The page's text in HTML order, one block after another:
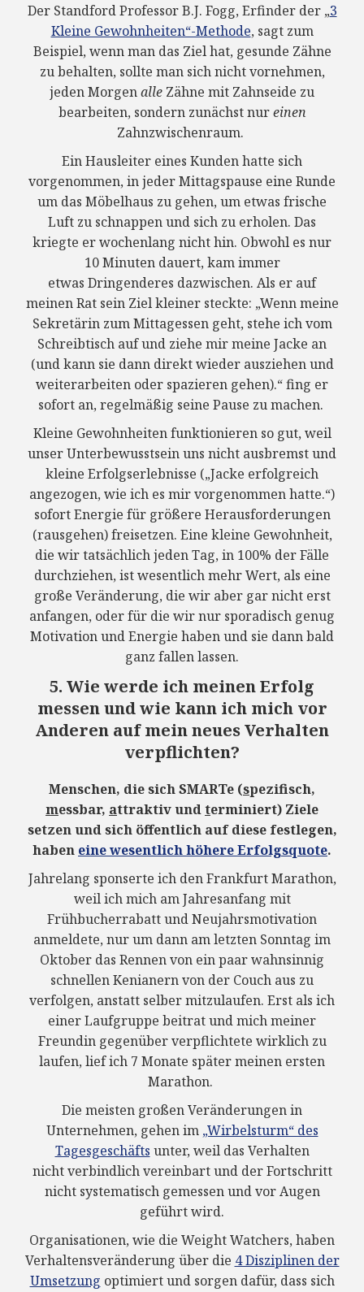
Der Standford Professor B.J. Fogg, Erfinder der „3
Kleine Gewohnheiten“-Methode, sagt zum
Beispiel, wenn man das Ziel hat, gesunde Zähne
zu behalten, sollte man sich nicht vornehmen,
jeden Morgenalle Zähne mit Zahnseide zu
bearbeiten, sondern zunächst nureinen
Zahnzwischenraum.
Ein Hausleiter eines Kunden hatte sich
vorgenommen, in jeder Mittagspause eine Runde
um das Möbelhaus zu gehen, um etwas frische
Luft zu schnappen und sich zu erholen. Das
kriegte er wochenlang nicht hin. Obwohl es nur
10 Minuten dauert, kam immer
etwas Dringenderes dazwischen. Als er auf
meinen Rat sein Ziel kleiner steckte: „Wenn meine
Sekretärin zum Mittagessen geht, stehe ich vom
Schreibtisch auf und ziehe mir meine Jacke an
(und kann sie dann direkt wieder ausziehen und
weiterarbeiten oder spazieren gehen).“ fing er
sofort an, regelmäßig seine Pause zu machen.
Kleine Gewohnheiten funktionieren so gut, weil
unser Unterbewusstsein uns nicht ausbremst und
kleine Erfolgserlebnisse („Jacke erfolgreich
angezogen, wie ich es mir vorgenommen hatte.“)
sofort Energie für größere Herausforderungen
(rausgehen) freisetzen. Eine kleine Gewohnheit,
die wir tatsächlich jeden Tag, in 100% der Fälle
durchziehen, ist wesentlich mehr Wert, als eine
große Veränderung, die wir aber gar nicht erst
anfangen, oder für die wir nur sporadisch genug
Motivation und Energie haben und sie dann bald
ganz fallen lassen.
5. Wie werde ich meinen Erfolg
messen und wie kann ich mich vor
Anderen auf mein neues Verhalten
verpflichten?
Menschen, die sich SMARTe (spezifisch,
messbar, attraktiv undterminiert) Ziele
setzen und sich öffentlich auf diese festlegen,
haben eine wesentlich höhere Erfolgsquote.
Jahrelang sponserte ich den Frankfurt Marathon,
weil ich mich am Jahresanfang mit
Frühbucherrabatt und Neujahrsmotivation
anmeldete, nur um dann am letzten Sonntag im
Oktober das Rennen von ein paar wahnsinnig
schnellen Kenianern von der Couch aus zu
verfolgen, anstatt selber mitzulaufen. Erst als ich
einer Laufgruppe beitrat und mich meiner
Freundin gegenüber verpflichtete wirklich zu
laufen, lief ich 7 Monate später meinen ersten
Marathon.
Die meisten großen Veränderungen in
Unternehmen, gehen im „Wirbelsturm“ des
Tagesgeschäfts unter, weil das Verhalten
nicht verbindlich vereinbart und der Fortschritt
nicht systematisch gemessen und vor Augen
geführt wird.
Organisationen, wie die Weight Watchers, haben
Verhaltensveränderung über die 4 Disziplinen der
Umsetzung optimiert und sorgen dafür, dass sich